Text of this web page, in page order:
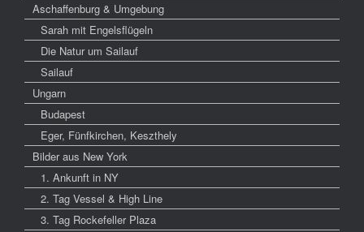
Aschaffenburg & Umgebung
Sarah mit Engelsflügeln
Die Natur um Sailauf
Sailauf
Ungarn
Budapest
Eger, Fünfkirchen, Keszthely
Bilder aus New York
1. Ankunft in NY
2. Tag Vessel & High Line
3. Tag Rockefeller Plaza